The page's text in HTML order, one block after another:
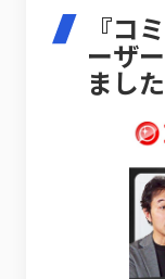
『コ
ーザ
ました